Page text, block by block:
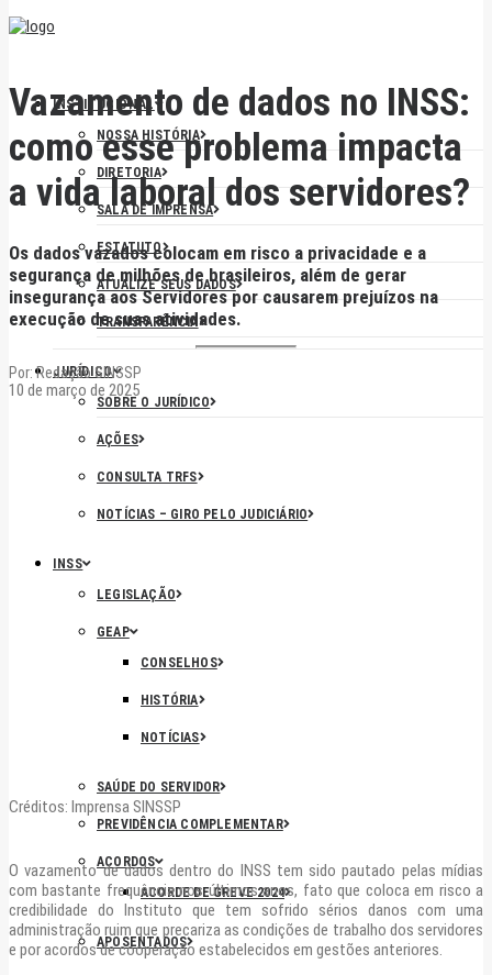
INSTITUCIONAL
NOSSA HISTÓRIA
DIRETORIA
SALA DE IMPRENSA
ESTATUTO
ATUALIZE SEUS DADOS
TRANSPARÊNCIA
JURÍDICO
SOBRE O JURÍDICO
AÇÕES
CONSULTA TRFS
NOTÍCIAS – GIRO PELO JUDICIÁRIO
INSS
LEGISLAÇÃO
GEAP
CONSELHOS
HISTÓRIA
NOTÍCIAS
SAÚDE DO SERVIDOR
PREVIDÊNCIA COMPLEMENTAR
ACORDOS
ACORDE DE GREVE 2024
APOSENTADOS
Vazamento de dados no INSS:
como esse problema impacta
a vida laboral dos servidores?
Os dados vazados colocam em risco a privacidade e a
segurança de milhões de brasileiros, além de gerar
insegurança aos Servidores por causarem prejuízos na
execução de suas atividades.
Por:Redação SINSSP
10 de março de 2025
Créditos: Imprensa SINSSP
O vazamento de dados dentro do INSS tem sido pautado pelas mídias
com bastante frequência nos últimos anos, fato que coloca em risco a
credibilidade do Instituto que tem sofrido sérios danos com uma
administração ruim que precariza as condições de trabalho dos servidores
e por acordos de cooperação estabelecidos em gestões anteriores.